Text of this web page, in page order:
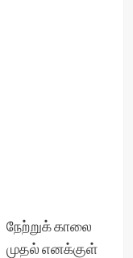
நேற்றுக் காலை
முதல் எனக்குள்